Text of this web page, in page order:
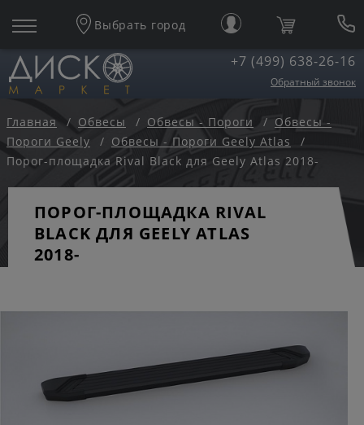
Выбрать город
+7 (499) 638-26-16
Обратный звонок
Главная Обвесы Обвесы - Пороги
Обвесы -
Пороги Geely
Обвесы - Пороги Geely Atlas
Порог-площадка Rival Black для Geely Atlas 2018-
ПОРОГ-ПЛОЩАДКА RIVAL
BLACK ДЛЯ GEELY ATLAS
2018-